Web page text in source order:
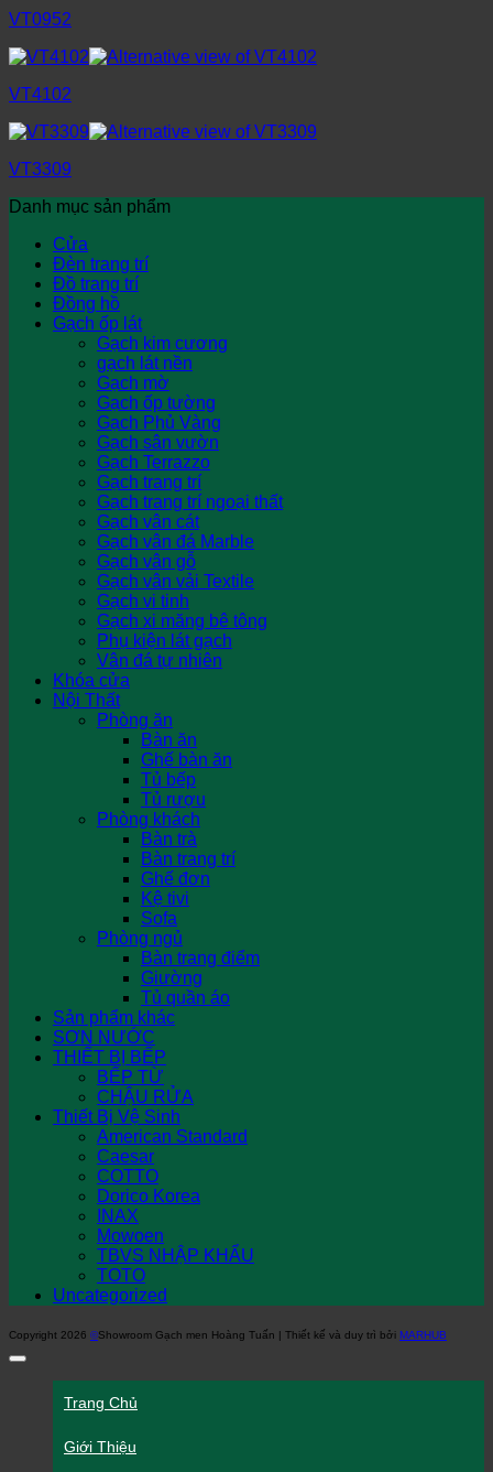
VT0952
VT4102
VT3309
Danh mục sản phẩm
Cửa
Đèn trang trí
Đồ trang trí
Đồng hồ
Gạch ốp lát
Gạch kim cương
gạch lát nền
Gạch mờ
Gạch ốp tường
Gạch Phủ Vàng
Gạch sân vườn
Gạch Terrazzo
Gạch trang trí
Gạch trang trí ngoại thất
Gạch vân cát
Gạch vân đá Marble
Gạch vân gỗ
Gạch vân vải Textile
Gạch vi tinh
Gạch xi măng bê tông
Phụ kiện lát gạch
Vân đá tự nhiên
Khóa cửa
Nội Thất
Phòng ăn
Bàn ăn
Ghế bàn ăn
Tủ bếp
Tủ rượu
Phòng khách
Bàn trà
Bàn trang trí
Ghế đơn
Kệ tivi
Sofa
Phòng ngủ
Bàn trang điểm
Giường
Tủ quần áo
Sản phẩm khác
SƠN NƯỚC
THIẾT BỊ BẾP
BẾP TỪ
CHẬU RỬA
Thiết Bị Vệ Sinh
American Standard
Caesar
COTTO
Dorico Korea
INAX
Mowoen
TBVS NHẬP KHẨU
TOTO
Uncategorized
Copyright 2026 ©Showroom Gạch men Hoàng Tuấn | Thiết kế và duy trì bởi MARHUB
Trang Chủ
Giới Thiệu